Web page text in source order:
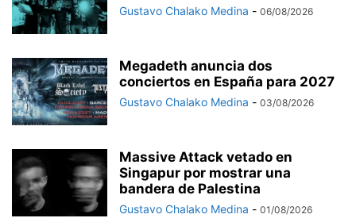
Gustavo Chalako Medina - 06/08/2026
Megadeth anuncia dos
conciertos en España para 2027
Gustavo Chalako Medina - 03/08/2026
Massive Attack vetado en
Singapur por mostrar una
bandera de Palestina
Gustavo Chalako Medina - 01/08/2026